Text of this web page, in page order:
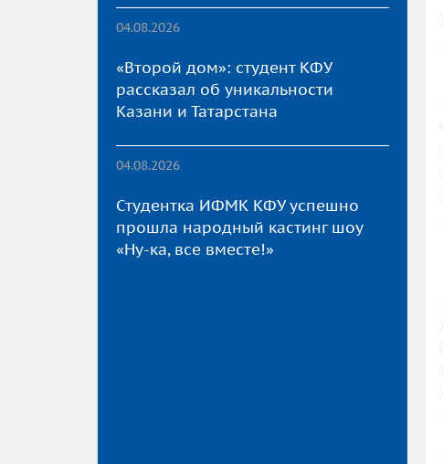
04.08.2026
«Второй дом»: студент КФУ
рассказал об уникальности
Казани и Татарстана
04.08.2026
Студентка ИФМК КФУ успешно
прошла народный кастинг шоу
«Ну-ка, все вместе!»